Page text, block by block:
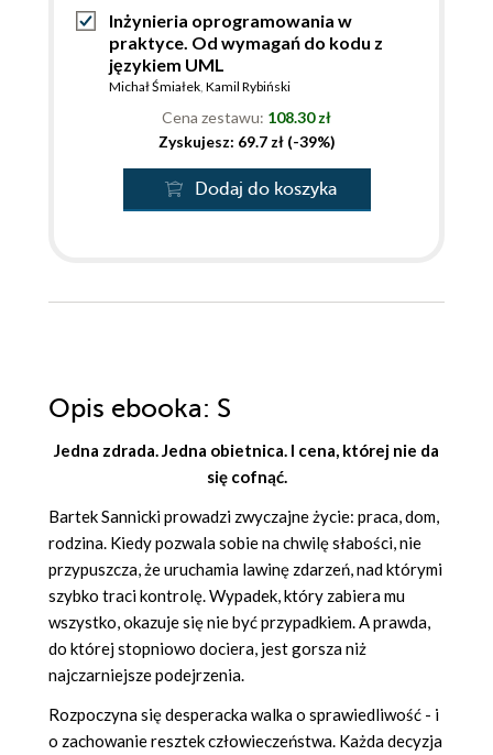
Inżynieria oprogramowania w
praktyce. Od wymagań do kodu z
językiem UML
Michał Śmiałek, Kamil Rybiński
Cena zestawu: 108.30 zł
Zyskujesz: 69.7 zł (-39%)
Dodaj do koszyka
Opis ebooka: S
Jedna zdrada. Jedna obietnica. I cena, której nie da
się cofnąć.
Bartek Sannicki prowadzi zwyczajne życie: praca, dom,
rodzina. Kiedy pozwala sobie na chwilę słabości, nie
przypuszcza, że uruchamia lawinę zdarzeń, nad którymi
szybko traci kontrolę. Wypadek, który zabiera mu
wszystko, okazuje się nie być przypadkiem. A prawda,
do której stopniowo dociera, jest gorsza niż
najczarniejsze podejrzenia.
Rozpoczyna się desperacka walka o sprawiedliwość - i
o zachowanie resztek człowieczeństwa. Każda decyzja